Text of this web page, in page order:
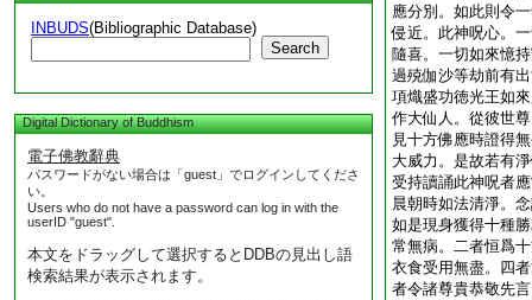
INBUDS(Bibliographic Database)
Search
Digital Dictionary of Buddhism
電子佛教辭典
パスワードがない場合は「guest」でログインしてくださ
い。
Users who do not have a password can log in with the
userID "guest".
本文をドラッグして選択するとDDBの見出し語
検索結果が表示されます。
應分別。如此則令
侵近。此神呪心。
隨喜。一切如來憶
過殑伽沙等劫前有
項熾盛功徳光王如
作大仙人。從彼世
見十方佛應時證得
大威力。是故若有
受持讀誦此神呪者
晨朝時如法清淨。
如是現身獲得十種
常無病。二者恒爲
衣食受用無盡。四
者令諸尊貴恭敬先